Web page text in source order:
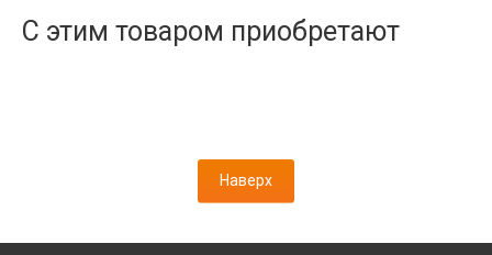
С этим товаром приобретают
Камеры
Проклейки
Наверх